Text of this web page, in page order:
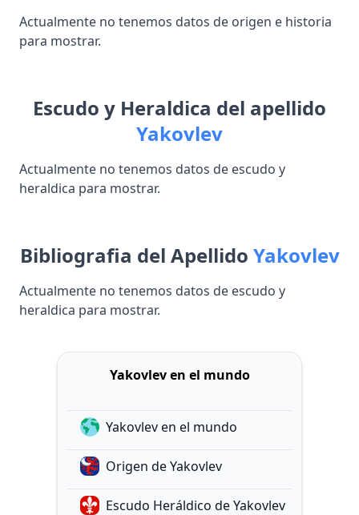
Actualmente no tenemos datos de origen e historia
para mostrar.
Escudo y Heraldica del apellido
Yakovlev
Actualmente no tenemos datos de escudo y
heraldica para mostrar.
Bibliografia del Apellido Yakovlev
Actualmente no tenemos datos de escudo y
heraldica para mostrar.
Yakovlev en el mundo
Yakovlev en el mundo
Origen de Yakovlev
Escudo Heráldico de Yakovlev